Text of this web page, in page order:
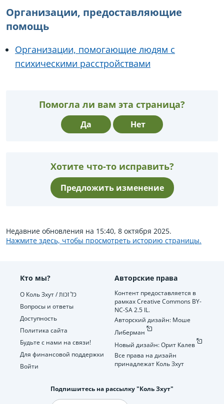
Организации, предоставляющие
помощь
Организации, помогающие людям с
психическими расстройствами
Помогла ли вам эта страница?
Да Нет
Хотите что-то исправить?
Предложить изменение
Недавние обновления на 15:40, 8 октября 2025.
Нажмите здесь, чтобы просмотреть историю страницы.
Кто мы?
О Коль Зхут / כל זכות
Вопросы и ответы
Доступность
Политика сайта
Будьте с нами на связи!
Для финансовой поддержки
Войти
Авторские права
Контент предоставляется в
рамках Creative Commons BY-
NC-SA 2.5 IL.
Авторский дизайн: Моше
Либерман
Новый дизайн: Орит Калев
Все права на дизайн
принадлежат Коль Зхут
Подпишитесь на рассылку "Коль Зхут"